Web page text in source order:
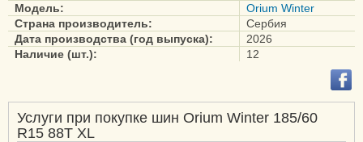
Модель:
Orium Winter
Страна производитель:
Сербия
Дата производства (год выпуска):
2026
Наличие (шт.):
12
Услуги при покупке шин Orium Winter 185/60
R15 88T XL